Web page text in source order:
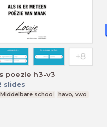
poezie h3-v3
slides
Middelbare school
havo, vwo